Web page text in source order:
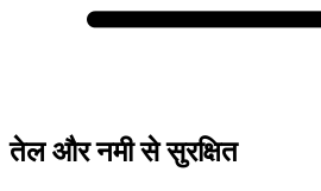
तेल और नमी से सुरक्षित